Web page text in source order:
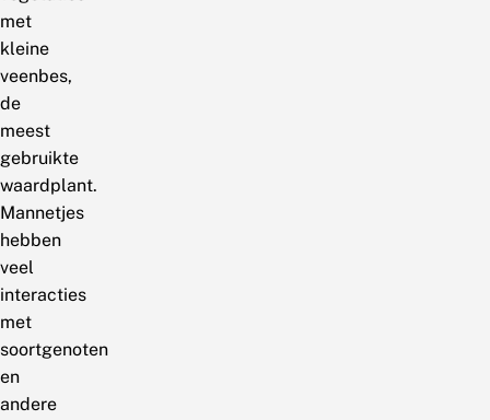
met
kleine
veenbes,
de
meest
gebruikte
waardplant.
Mannetjes
hebben
veel
interacties
met
soortgenoten
en
andere